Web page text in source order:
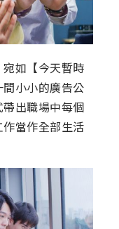
如【今天暫時
小小的廣告公
出職場中每個
當作全部生活